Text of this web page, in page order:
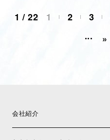
1 / 22 1 2 3
...
»
会社紹介